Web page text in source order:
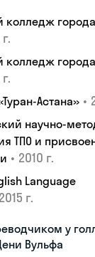
колледж города
колледж города
Астана» •
научно-
ТПО и
• 2010 г.
Language
2015 г.
у
Вульфа